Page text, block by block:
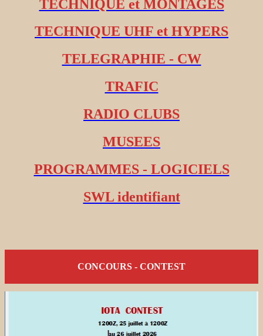
TECHNIQUE et MONTAGES
TECHNIQUE UHF et HYPERS
TELEGRAPHIE - CW
TRAFIC
RADIO CLUBS
MUSEES
PROGRAMMES - LOGICIELS
SWL identifiant
CONCOURS - CONTEST